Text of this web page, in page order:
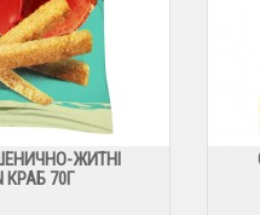
ЖИТНІ
КРАБ 70Г